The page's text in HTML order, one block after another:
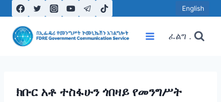
to
content
English
ፈልግ .
ክቡር አቶ ተስፋሁን ጎበዛይ የመንግሥት